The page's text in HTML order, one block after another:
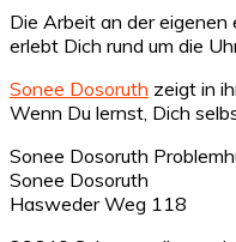
Die Arbeit an der
erlebt Dich rund um die
Sonee Dosoruth zeigt in
Wenn Du lernst, Dich
Sonee Dosoruth
Sonee Dosoruth
Hasweder Weg 118